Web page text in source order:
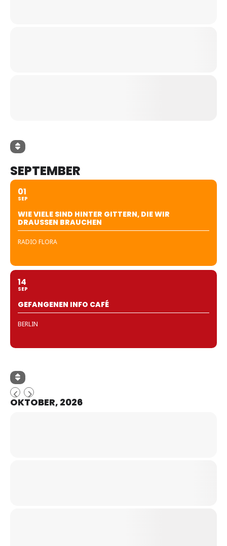
SEPTEMBER
01
SEP
WIE VIELE SIND HINTER GITTERN, DIE WIR
DRAUSSEN BRAUCHEN
RADIO FLORA
14
SEP
GEFANGENEN INFO CAFÉ
BERLIN
OKTOBER, 2026